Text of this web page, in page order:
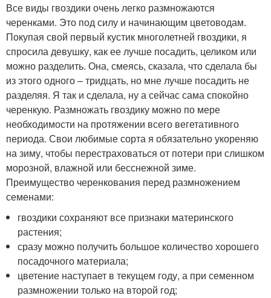
Все виды гвоздики очень легко размножаются
черенками. Это под силу и начинающим цветоводам.
Покупая свой первый кустик многолетней гвоздики, я
спросила девушку, как ее лучше посадить, целиком или
можно разделить. Она, смеясь, сказала, что сделала бы
из этого одного – тридцать, но мне лучше посадить не
разделяя. Я так и сделала, ну а сейчас сама спокойно
черенкую. Размножать гвоздику можно по мере
необходимости на протяжении всего вегетативного
периода. Свои любимые сорта я обязательно укореняю
на зиму, чтобы перестраховаться от потери при слишком
морозной, влажной или бесснежной зиме.
Преимущество черенкования перед размножением
семенами:
гвоздики сохраняют все признаки материнского
растения;
сразу можно получить большое количество хорошего
посадочного материала;
цветение наступает в текущем году, а при семенном
размножении только на второй год;